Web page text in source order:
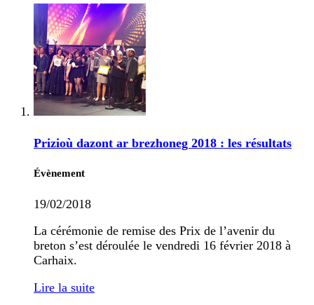
Prizioù dazont ar brezhoneg 2018 : les résultats
Évènement
19/02/2018
La cérémonie de remise des Prix de l’avenir du
breton s’est déroulée le vendredi 16 février 2018 à
Carhaix.
Lire la suite